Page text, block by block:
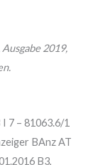
2019,
7 – 81063.6/1
BAnz AT
B3,